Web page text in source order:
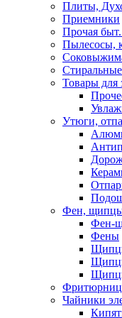
Плиты,
Приемники
Прочая
Пылесосы,
Товары для
Утюги,
Фен,
Фен-
Фены
Чайники